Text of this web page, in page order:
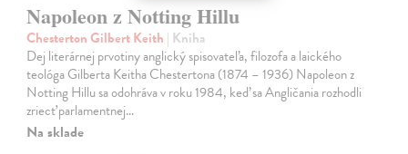
Napoleon z Notting Hillu
Chesterton Gilbert Keith | Kniha
Dej literárnej prvotiny anglický spisovateľa, filozofa a laického
teológa Gilberta Keitha Chestertona (1874 – 1936) Napoleon z
Notting Hillu sa odohráva v roku 1984, keď sa Angličania rozhodli
zriecť parlamentnej…
Na sklade